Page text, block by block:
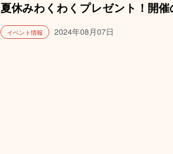
夏休みわくわくプレゼント！開
イベント情報 2024年08月07日